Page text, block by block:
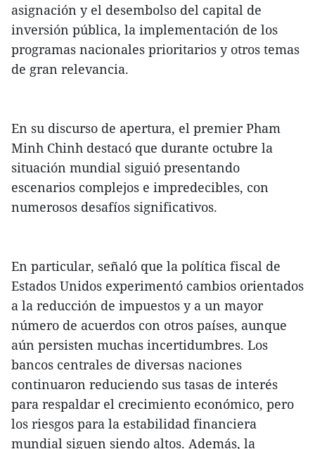
asignación y el desembolso del capital de
inversión pública, la implementación de los
programas nacionales prioritarios y otros temas
de gran relevancia.
En su discurso de apertura, el premier Pham
Minh Chinh destacó que durante octubre la
situación mundial siguió presentando
escenarios complejos e impredecibles, con
numerosos desafíos significativos.
En particular, señaló que la política fiscal de
Estados Unidos experimentó cambios orientados
a la reducción de impuestos y a un mayor
número de acuerdos con otros países, aunque
aún persisten muchas incertidumbres. Los
bancos centrales de diversas naciones
continuaron reduciendo sus tasas de interés
para respaldar el crecimiento económico, pero
los riesgos para la estabilidad financiera
mundial siguen siendo altos. Además, la